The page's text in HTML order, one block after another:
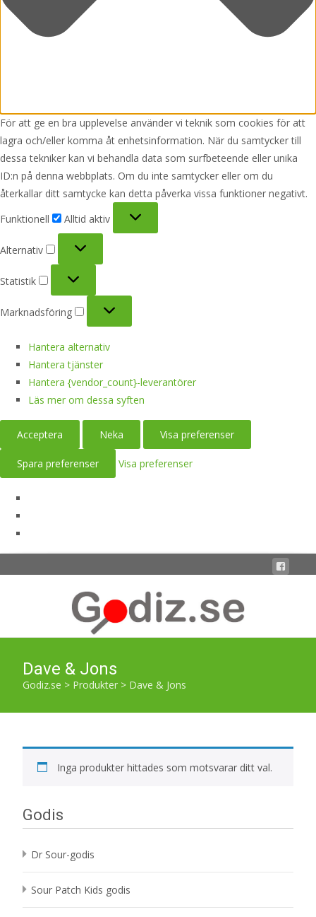
För att ge en bra upplevelse använder vi teknik som cookies för att
lagra och/eller komma åt enhetsinformation. När du samtycker till
dessa tekniker kan vi behandla data som surfbeteende eller unika
ID:n på denna webbplats. Om du inte samtycker eller om du
återkallar ditt samtycke kan detta påverka vissa funktioner negativt.
Funktionell
Alltid aktiv
Alternativ
Statistik
Marknadsföring
Hantera alternativ
Hantera tjänster
Hantera {vendor_count}-leverantörer
Läs mer om dessa syften
Acceptera Neka Visa preferenser
Spara preferenser Visa preferenser
Dave & Jons
Godiz.se > Produkter > Dave & Jons
Inga produkter hittades som motsvarar ditt val.
Godis
Dr Sour-godis
Sour Patch Kids godis